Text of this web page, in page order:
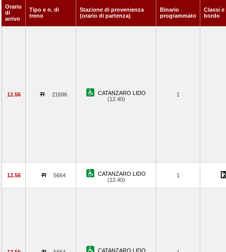
Orario
di
arrivo
Tipo e n. di
treno
Stazione di provenienza
(orario di partenza)
Binario
programmato
Classi e
bordo
12.56 21696
CATANZARO LIDO
(12.40)
1
12.56 5664
CATANZARO LIDO
(12.40)
1
CATANZARO LIDO